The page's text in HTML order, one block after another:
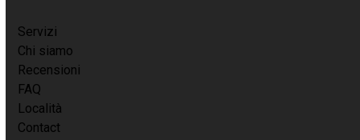
Servizi
Chi siamo
Recensioni
FAQ
Località
Contact